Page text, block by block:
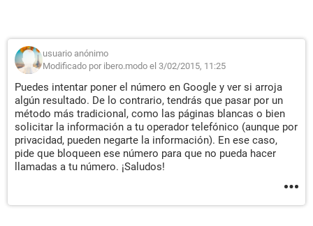
usuario anónimo
Modificado por ibero.modo el 3/02/2015, 11:25
Puedes intentar poner el número en Google y ver si arroja
algún resultado. De lo contrario, tendrás que pasar por un
método más tradicional, como las páginas blancas o bien
solicitar la información a tu operador telefónico (aunque por
privacidad, pueden negarte la información). En ese caso,
pide que bloqueen ese número para que no pueda hacer
llamadas a tu número. ¡Saludos!